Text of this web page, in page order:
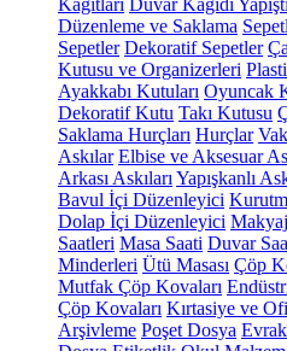
Kağıtları Duvar Kağıdı
Düzenleme ve Saklama
Sepetler Dekoratif Sepetler
Kutusu ve Organizerleri
Ayakkabı Kutuları Oyuncak
Dekoratif Kutu Takı Kutusu
Saklama Hurçları Hurçlar
Askılar Elbise ve Aksesuar
Arkası Askıları Yapışkanlı
Bavul İçi Düzenleyici
Dolap İçi Düzenleyici Makyaj
Saatleri Masa Saati Duvar
Minderleri Ütü Masası Çöp
Mutfak Çöp Kovaları
Çöp Kovaları Kırtasiye ve
Arşivleme Poşet Dosya